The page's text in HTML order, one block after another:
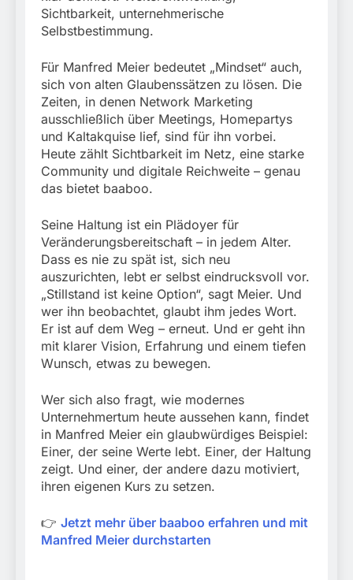
Sichtbarkeit, unternehmerische
Selbstbestimmung.
Für Manfred Meier bedeutet „Mindset“ auch,
sich von alten Glaubenssätzen zu lösen. Die
Zeiten, in denen Network Marketing
ausschließlich über Meetings, Homepartys
und Kaltakquise lief, sind für ihn vorbei.
Heute zählt Sichtbarkeit im Netz, eine starke
Community und digitale Reichweite – genau
das bietet baaboo.
Seine Haltung ist ein Plädoyer für
Veränderungsbereitschaft – in jedem Alter.
Dass es nie zu spät ist, sich neu
auszurichten, lebt er selbst eindrucksvoll vor.
„Stillstand ist keine Option“, sagt Meier. Und
wer ihn beobachtet, glaubt ihm jedes Wort.
Er ist auf dem Weg – erneut. Und er geht ihn
mit klarer Vision, Erfahrung und einem tiefen
Wunsch, etwas zu bewegen.
Wer sich also fragt, wie modernes
Unternehmertum heute aussehen kann, findet
in Manfred Meier ein glaubwürdiges Beispiel:
Einer, der seine Werte lebt. Einer, der Haltung
zeigt. Und einer, der andere dazu motiviert,
ihren eigenen Kurs zu setzen.
👉 Jetzt mehr über baaboo erfahren und mit
Manfred Meier durchstarten